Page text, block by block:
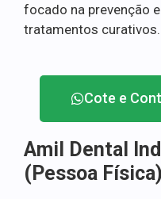
focado na prevenção
tratamentos curativos.
Cote e
Amil Dental
(Pessoa Física)